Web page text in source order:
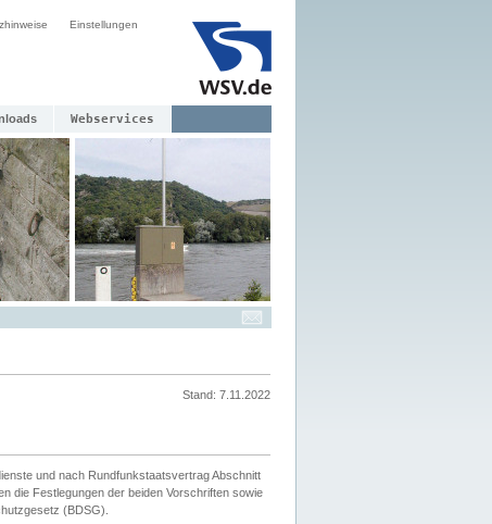
Einstellungen
Webservices
Stand: 7.11.2022
und nach Rundfunkstaatsvertrag Abschnitt
die Festlegungen der beiden Vorschriften sowie
(BDSG).